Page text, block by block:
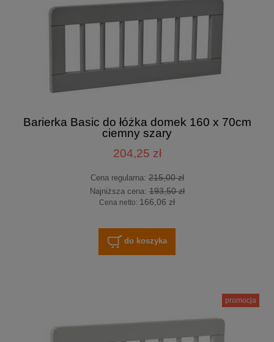
Barierka Basic do łóżka domek 160 x 70cm
ciemny szary
204,25 zł
Cena regularna:215,00 zł
Najniższa cena:193,50 zł
Cena netto: 166,06 zł
do koszyka
promocja